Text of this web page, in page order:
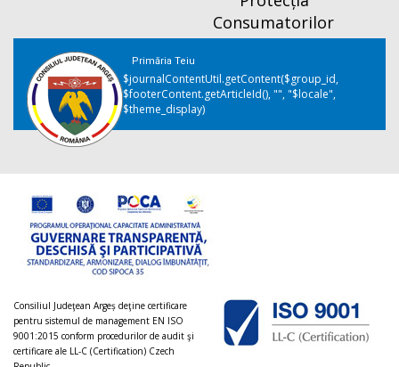
Consumatorilor
Primăria Teiu
$journalContentUtil.getContent($group_id,
$footerContent.getArticleId(), "", "$locale",
$theme_display)
Consiliul Judeţean Argeș deţine certificare
pentru sistemul de management EN ISO
9001:2015 conform procedurilor de audit şi
certificare ale LL-C (Certification) Czech